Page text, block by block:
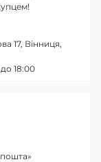
17, Вінниця,
18:00
пошта»